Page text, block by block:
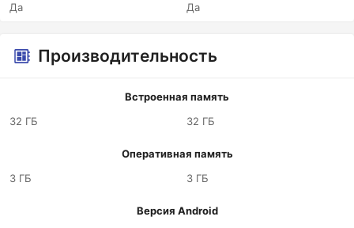
Да
Да
Производительность
Встроенная память
32 ГБ
32 ГБ
Оперативная память
3 ГБ
3 ГБ
Версия Android